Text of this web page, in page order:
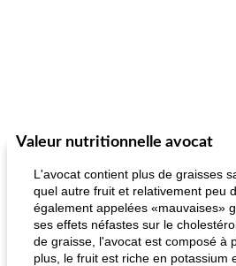
Valeur nutritionnelle avocat
L'avocat contient plus de graisses
quel autre fruit et relativement peu
également appelées «mauvaises»
ses effets néfastes sur le
de graisse, l'avocat est composé à
plus, le fruit est riche en potassium